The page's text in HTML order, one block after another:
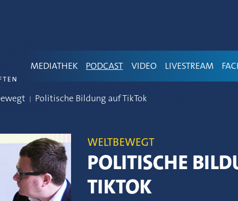
MEDIATHEK PODCAST VIDEO LIVESTREAM
Politische Bildung auf TikTok
WELTBEWEGT
POLITISCHE
TIKTOK